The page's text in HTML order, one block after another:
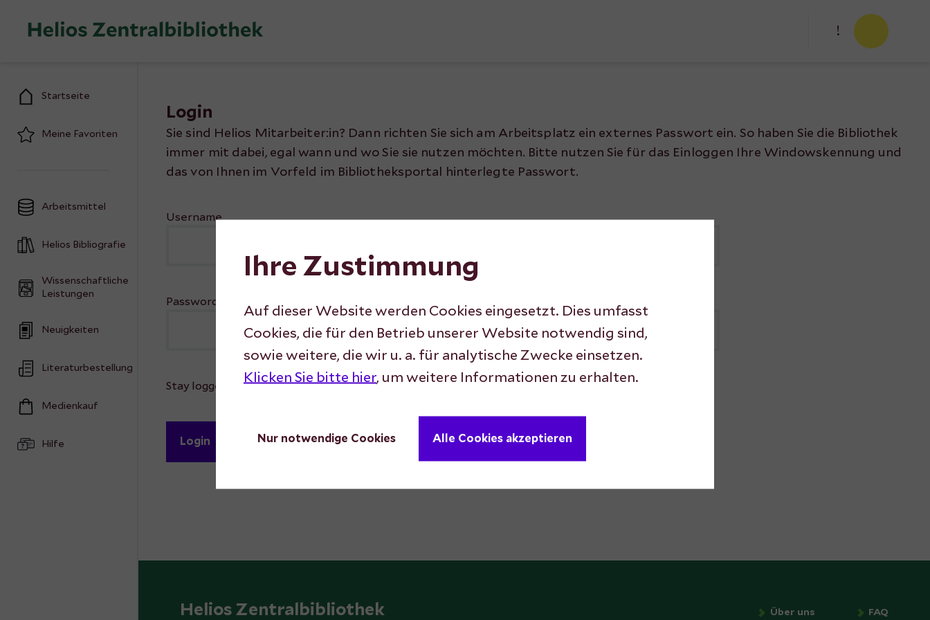
Zum Inhalt springen !
Ihre Zustimmung
Auf dieser Website werden Cookies eingesetzt. Dies umfasst
Cookies, die für den Betrieb unserer Website notwendig sind,
sowie weitere, die wir u. a. für analytische Zwecke einsetzen.
Klicken Sie bitte hier, um weitere Informationen zu erhalten.
Nur notwendige Cookies Alle Cookies akzeptieren
Startseite
Meine Favoriten
Arbeitsmittel
Helios Bibliografie
Wissenschaftliche
Leistungen
Neuigkeiten
Literaturbestellung
Medienkauf
Hilfe
Login
Sie sind Helios Mitarbeiter:in? Dann richten Sie sich am Arbeitsplatz ein externes Passwort ein. So haben Sie die Bibliothek
immer mit dabei, egal wann und wo Sie sie nutzen möchten. Bitte nutzen Sie für das Einloggen Ihre Windowskennung und
das von Ihnen im Vorfeld im Bibliotheksportal hinterlegte Passwort.
Username
Password
Stay logged in
Helios Zentralbibliothek Über uns FAQ